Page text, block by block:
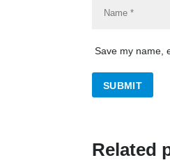
Save my name,
Related